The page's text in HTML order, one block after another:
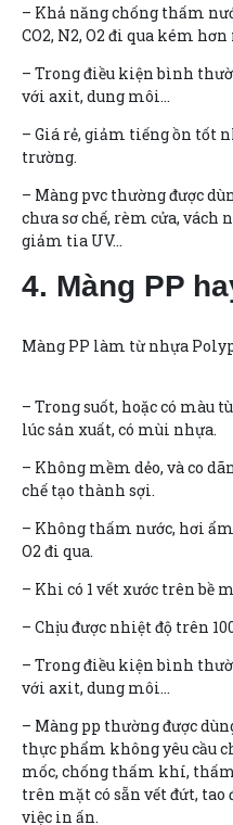
– Khả năng chống thấm
CO2, N2, O2 đi qua kém hơn
– Trong điều kiện bình
với axit, dung môi…
– Giá rẻ, giảm tiếng ồn tốt
trường.
– Màng pvc thường được
chưa sơ chế, rèm cửa, vách
giảm tia UV…
4. Màng PP
Màng PP làm từ nhựa
– Trong suốt, hoặc có màu
lúc sản xuất, có mùi nhựa.
– Không mềm dẻo, và co
chế tạo thành sợi.
– Không thấm nước, hơi
O2 đi qua.
– Khi có 1 vết xước trên bề
– Chịu được nhiệt độ trên
– Trong điều kiện bình
với axit, dung môi…
– Màng pp thường được
thực phẩm không yêu cầu
mốc, chống thấm khí,
trên mặt có sẵn vết đứt, tao
việc in ấn.